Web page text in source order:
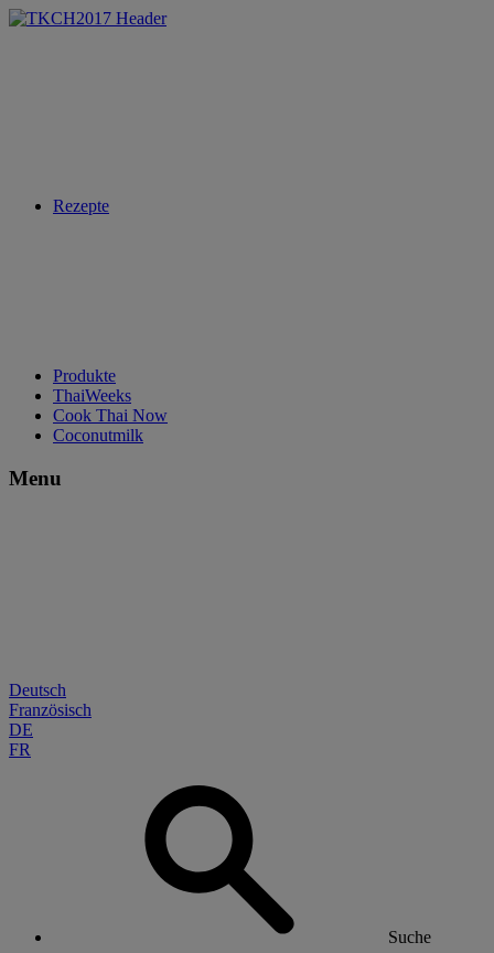
Rezepte
Produkte
ThaiWeeks
Cook Thai Now
Coconutmilk
Menu
Deutsch
Französisch
DE
FR
Suche